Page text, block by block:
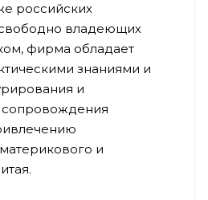
российских
владеющих
фирма обладает
знаниями и
и
и